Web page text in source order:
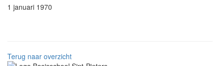
1 januari 1970
Terug naar overzicht